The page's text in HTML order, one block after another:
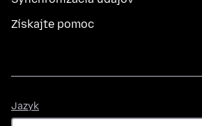
Získajte pomoc
Jazyk